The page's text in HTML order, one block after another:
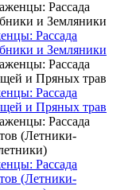
Рассада
и Земляники
Рассада
и Пряных трав
Рассада
(Летники-